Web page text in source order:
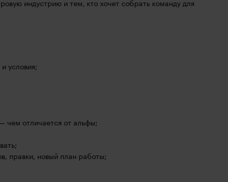
индустрию и тем, кто хочет собрать команду для
условия;
чем отличается от альфы;
правки, новый план работы;